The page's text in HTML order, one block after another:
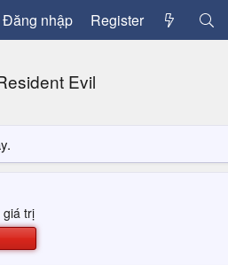
Đăng nhập Register
Evil
giá trị